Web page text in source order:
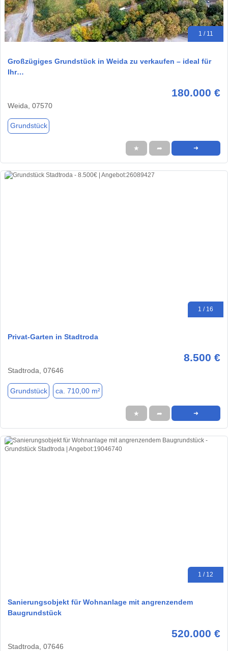
1 / 11
Großzügiges Grundstück in Weida zu verkaufen – ideal für
Ihr…
180.000 €
Weida, 07570
Grundstück
★ ➦ ➜
1 / 16
Privat-Garten in Stadtroda
8.500 €
Stadtroda, 07646
Grundstück ca. 710,00 m²
★ ➦ ➜
1 / 12
Sanierungsobjekt für Wohnanlage mit angrenzendem
Baugrundstück
520.000 €
Stadtroda, 07646